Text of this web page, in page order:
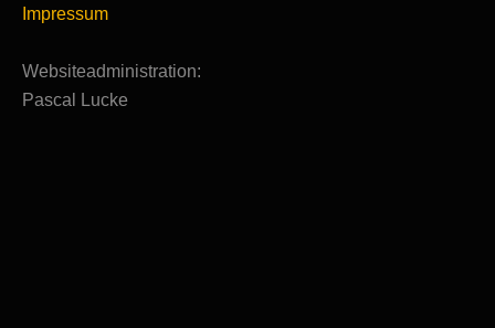
Impressum
Websiteadministration:
Pascal Lucke